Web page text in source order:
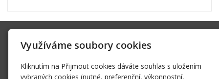
Jiří Klatovský
Kostelecká 820/65
Praha-Čakovice
Využíváme soubory cookies
Kliknutím na Přijmout cookies dáváte souhlas s uložením
vybraných cookies (nutné, preferenční, výkonnostní,